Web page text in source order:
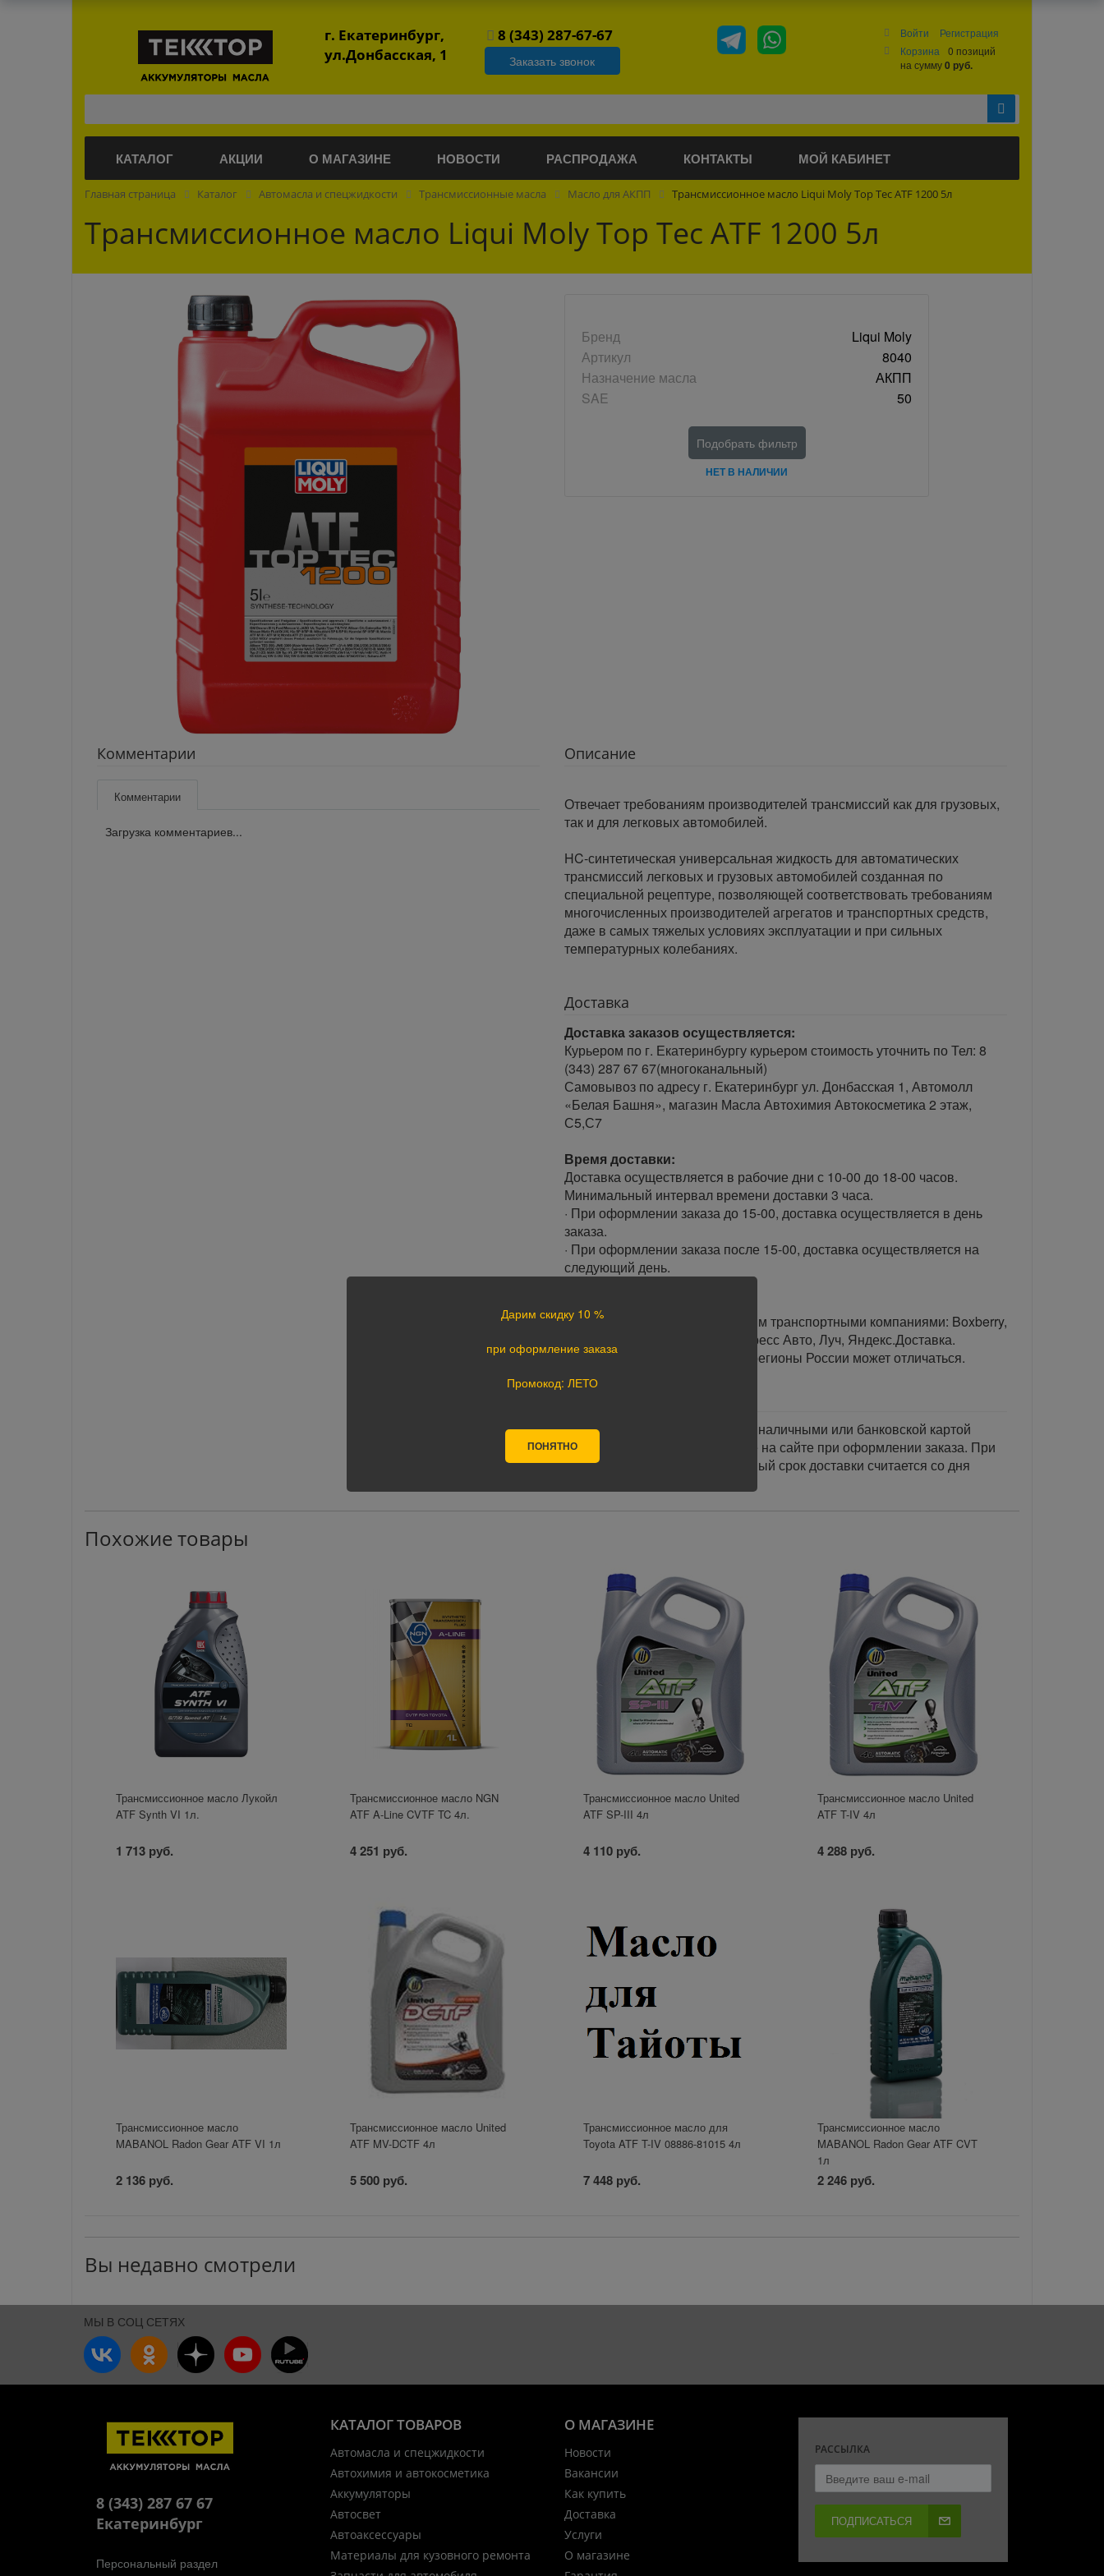
г. Екатеринбург,
ул.Донбасская, 1
8 (343) 287-67-67
Заказать звонок
Войти
Регистрация
Корзина
0 позиций
на сумму0 руб.
КАТАЛОГ АКЦИИ О МАГАЗИНЕ НОВОСТИ РАСПРОДАЖА КОНТАКТЫ МОЙ КАБИНЕТ
Главная страница Каталог Автомасла и спецжидкости Трансмиссионные масла Масло для АКПП Трансмиссионное масло Liqui Moly Top Tec ATF 1200 5л
Трансмиссионное масло Liqui Moly Top Tec ATF 1200 5л
Бренд
Liqui Moly
Артикул
8040
Назначение масла
АКПП
SAE
50
Подобрать фильтр
НЕТ В НАЛИЧИИ
Комментарии
Комментарии
Загрузка комментариев...
Описание
Отвечает требованиям производителей трансмиссий как для грузовых,
так и для легковых автомобилей.
HC-синтетическая универсальная жидкость для автоматических
трансмиссий легковых и грузовых автомобилей созданная по
специальной рецептуре, позволяющей соответствовать требованиям
многочисленных производителей агрегатов и транспортных средств,
даже в самых тяжелых условиях эксплуатации и при сильных
температурных колебаниях.
Доставка
Доставка заказов осуществляется:
Курьером по г. Екатеринбургу курьером стоимость уточнить по Тел: 8
(343) 287 67 67(многоканальный)
Самовывоз по адресу г. Екатеринбург ул. Донбасская 1, Автомолл
«Белая Башня», магазин Масла Автохимия Автокосметика 2 этаж,
С5,С7
Время доставки:
Доставка осуществляется в рабочие дни с 10-00 до 18-00 часов.
Минимальный интервал времени доставки 3 часа.
· При оформлении заказа до 15-00, доставка осуществляется в день
заказа.
· При оформлении заказа после 15-00, доставка осуществляется на
следующий день.
В любой уголок России доставим транспортными компаниями: Boxberry,
Почта России, ПЭК, GTD, Экспресс Авто, Луч, Яндекс.Доставка.
Стоимость доставки в разные регионы России может отличаться.
Оплата заказа осуществляется наличными или банковской картой
курьеру при получении, а также на сайте при оформлении заказа. При
оплате картой на сайте указанный срок доставки считается со дня
Похожие товары
Трансмиссионное масло Лукойл
ATF Synth VI 1л.
1 713 руб.
Трансмиссионное масло NGN
ATF A-Line CVTF TC 4л.
4 251 руб.
Трансмиссионное масло United
ATF SP-III 4л
4 110 руб.
Трансмиссионное масло United
ATF T-IV 4л
4 288 руб.
Трансмиссионное масло
MABANOL Radon Gear ATF VI 1л
2 136 руб.
Трансмиссионное масло United
ATF MV-DCTF 4л
5 500 руб.
Трансмиссионное масло для
Toyota ATF T-IV 08886-81015 4л
7 448 руб.
Трансмиссионное масло
MABANOL Radon Gear ATF CVT
1л
2 246 руб.
Вы недавно смотрели
МЫ В СОЦ СЕТЯХ
О МАГАЗИНЕ
Новости
Вакансии
Как купить
Доставка
Услуги
О магазине
КАТАЛОГ ТОВАРОВ
Автомасла и спецжидкости
Автохимия и автокосметика
Аккумуляторы
Автосвет
Автоаксессуары
Материалы для кузовного ремонта
РАССЫЛКА
ПОДПИСАТЬСЯ
8 (343) 287 67 67
Екатеринбург
Персональный раздел
Дарим скидку 10 %
при оформление заказа
Промокод: ЛЕТО
ПОНЯТНО